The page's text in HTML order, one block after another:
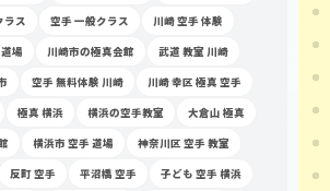
ラス
空手 一般クラス
川崎 空手 体験
場
川崎市の極真会館
武道 教室 川崎
空手 無料体験 川崎
川崎 幸区 極真 空手
極真 横浜 横浜の空手教室
大倉山 極真
横浜市 空手 道場
神奈川区 空手 教室
反町 空手 平沼橋 空手
子ども 空手 横浜